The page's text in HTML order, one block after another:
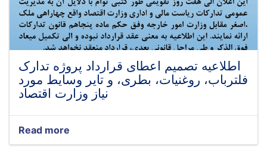
اطلاعیه تصمیم اعطای قرارداد پروژه تدارک
فلترباب، روغنیات، بطری، و تایر وسایط مورد
نیاز وزارت اقتصاد
Read more
اطلاعیه